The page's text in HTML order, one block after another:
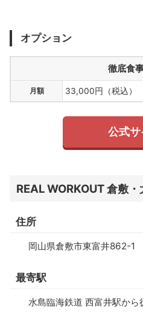
オプション
徹底食
月額 33,000円（税込）
公式サ
REAL WORKOUT 倉敷
住所
岡山県倉敷市東富井862-1
最寄駅
水島臨海鉄道 西富井駅から